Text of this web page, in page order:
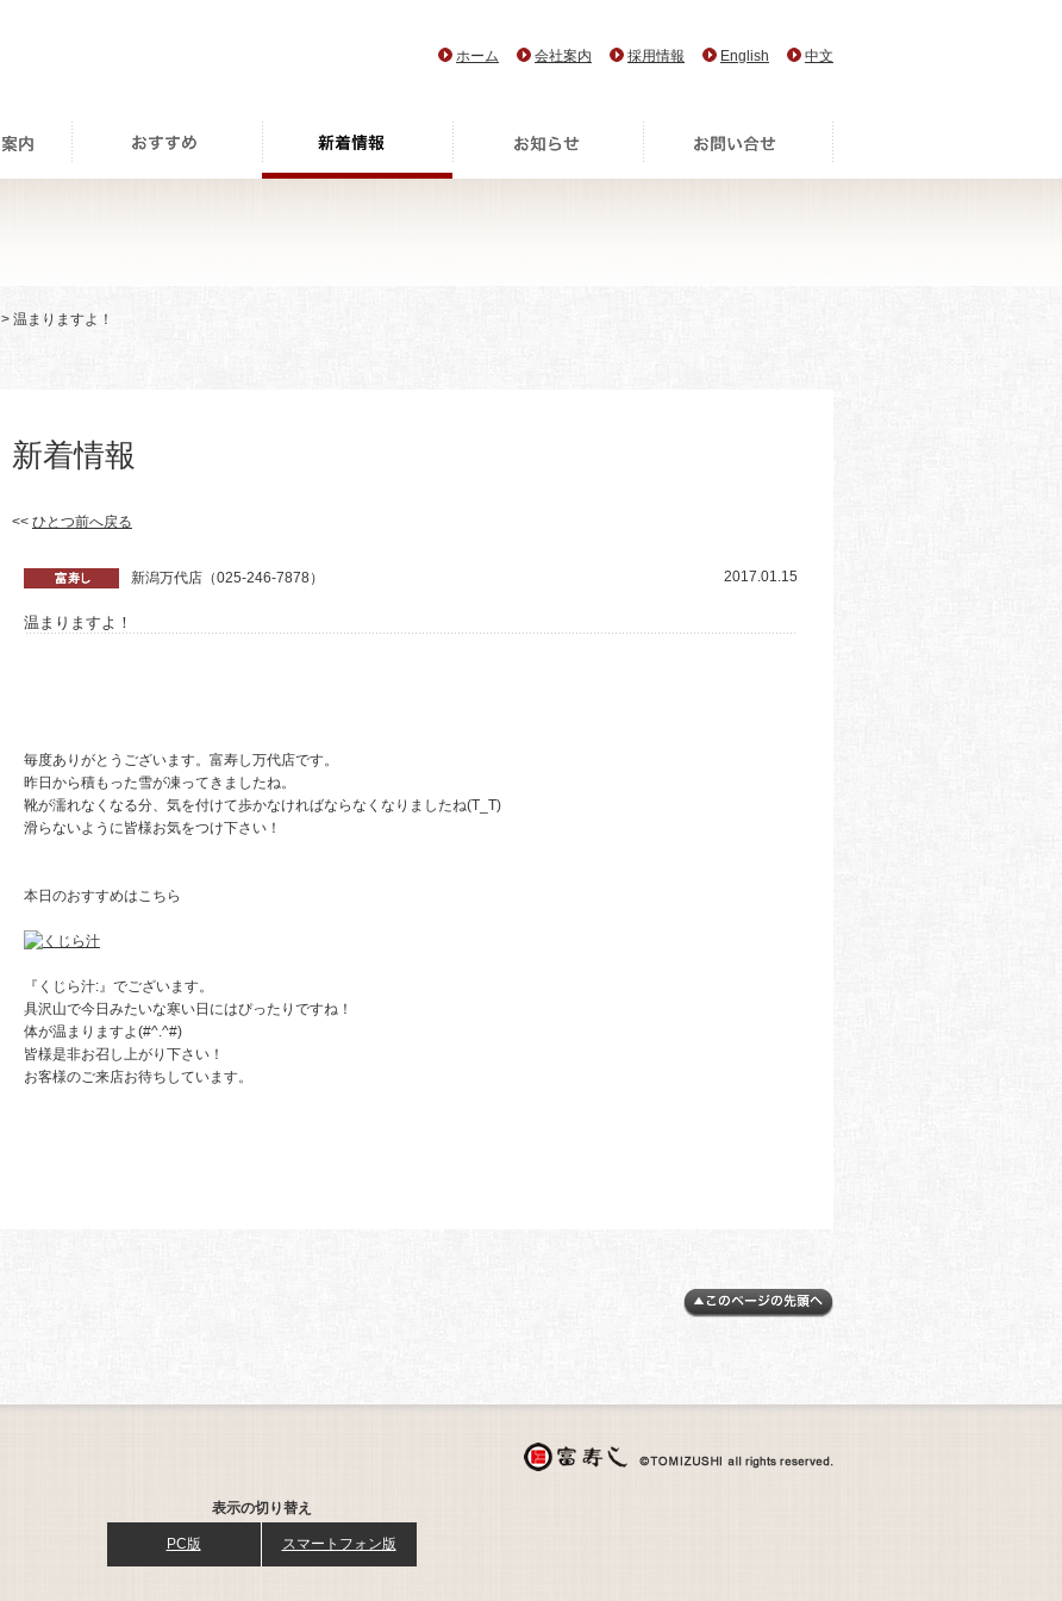
ホーム 会社案内 採用情報 English 中文
> 温まりますよ！
新着情報
<< ひとつ前へ戻る
新潟万代店（025-246-7878） 2017.01.15
温まりますよ！
毎度ありがとうございます。富寿し万代店です。
昨日から積もった雪が凍ってきましたね。
靴が濡れなくなる分、気を付けて歩かなければならなくなりましたね(T_T)
滑らないように皆様お気をつけ下さい！
本日のおすすめはこちら
『くじら汁:』でございます。
具沢山で今日みたいな寒い日にはぴったりですね！
体が温まりますよ(#^.^#)
皆様是非お召し上がり下さい！
お客様のご来店お待ちしています。
表示の切り替え
PC版 スマートフォン版